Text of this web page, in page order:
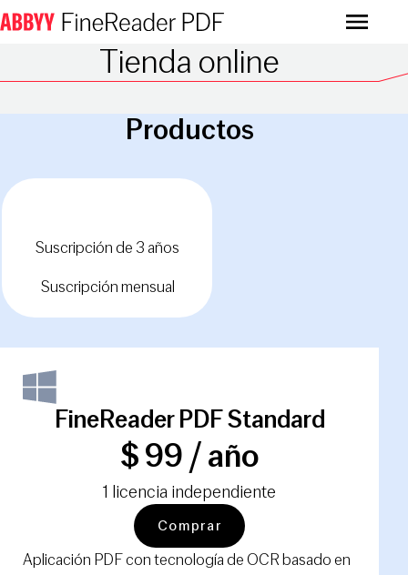
Menu
Tienda online
Productos
Suscripción de 3 años
Suscripción mensual
FineReader PDF Standard
$ 99 / año
1 licencia independiente
Comprar
Aplicación PDF con tecnología de OCR basado en